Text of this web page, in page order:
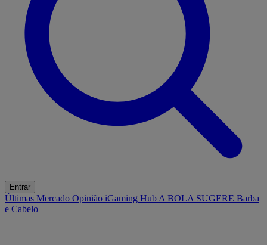
Entrar
Últimas Mercado Opinião iGaming Hub A BOLA SUGERE Barba
e Cabelo